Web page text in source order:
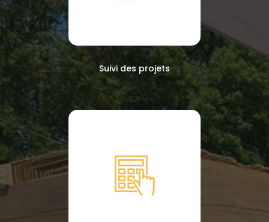
Suivi des projets